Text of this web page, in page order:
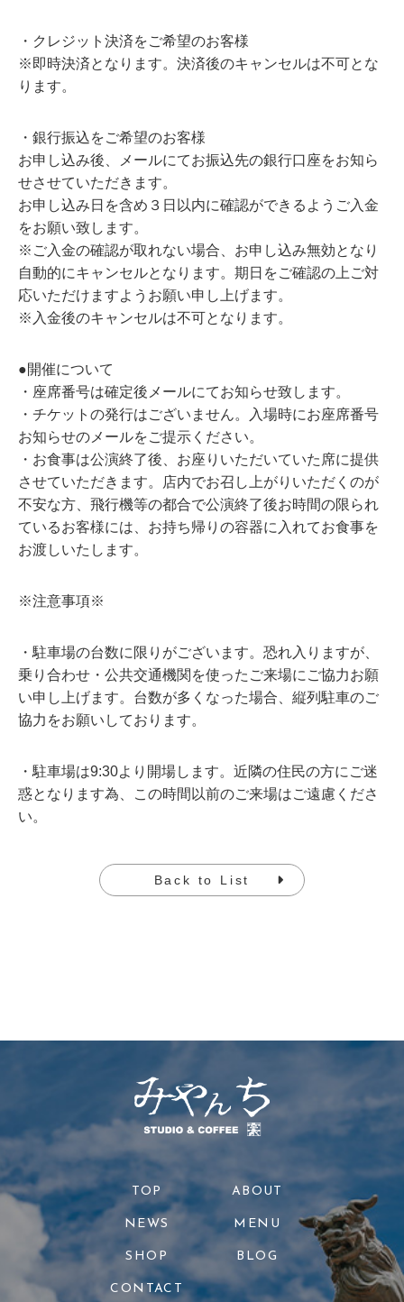
・クレジット決済をご希望のお客様
※即時決済となります。決済後のキャンセルは不可とな
ります。
・銀行振込をご希望のお客様
お申し込み後、メールにてお振込先の銀行口座をお知ら
せさせていただきます。
お申し込み日を含め３日以内に確認ができるようご入金
をお願い致します。
※ご入金の確認が取れない場合、お申し込み無効となり
自動的にキャンセルとなります。期日をご確認の上ご対
応いただけますようお願い申し上げます。
※入金後のキャンセルは不可となります。
●開催について
・座席番号は確定後メールにてお知らせ致します。
・チケットの発行はございません。入場時にお座席番号
お知らせのメールをご提示ください。
・お食事は公演終了後、お座りいただいていた席に提供
させていただきます。店内でお召し上がりいただくのが
不安な方、飛行機等の都合で公演終了後お時間の限られ
ているお客様には、お持ち帰りの容器に入れてお食事を
お渡しいたします。
※注意事項※
・駐車場の台数に限りがございます。恐れ入りますが、
乗り合わせ・公共交通機関を使ったご来場にご協力お願
い申し上げます。台数が多くなった場合、縦列駐車のご
協力をお願いしております。
・駐車場は9:30より開場します。近隣の住民の方にご迷
惑となります為、この時間以前のご来場はご遠慮くださ
い。
Back to List
TOP ABOUT
NEWS MENU
SHOP BLOG
CONTACT